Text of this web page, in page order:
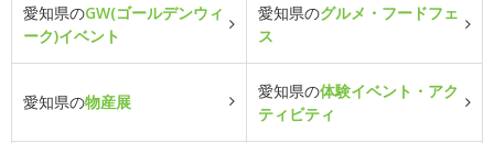
愛知県のGW(ゴールデンウィ
ーク)イベント
愛知県のグルメ・フードフェ
ス
愛知県の物産展
愛知県の体験イベント・アク
ティビティ